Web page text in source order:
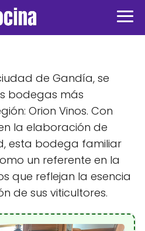
de Gandía, se
bodegas más
Orion Vinos. Con
la elaboración de
esta bodega familiar
un referente en la
que reflejan la esencia
de sus viticultores.